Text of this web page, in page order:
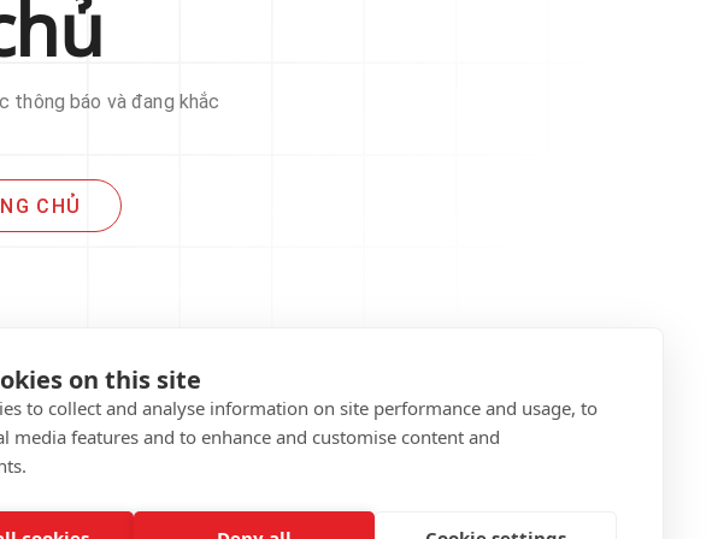
on this site
to collect and analyse information on site performance and usage, to
media features and to enhance and customise content and
thông báo và đang khắc
CHỦ